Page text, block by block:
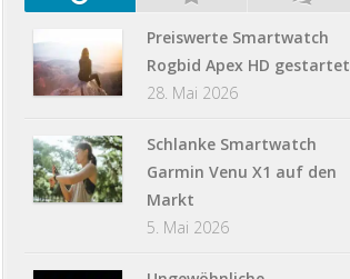
Preiswerte Smartwatch
Rogbid Apex HD gestartet
28. Mai 2026
Schlanke Smartwatch
Garmin Venu X1 auf den
Markt
5. Mai 2026